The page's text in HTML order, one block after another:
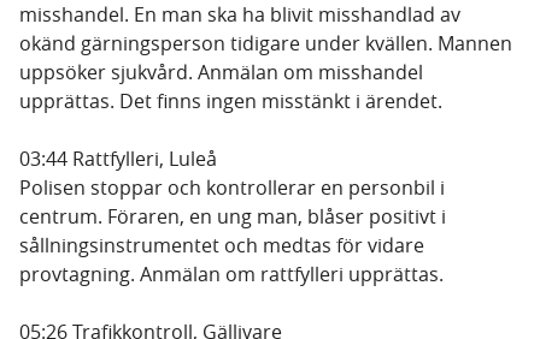
misshandel. En man ska ha blivit misshandlad av
okänd gärningsperson tidigare under kvällen. Mannen
uppsöker sjukvård. Anmälan om misshandel
upprättas. Det finns ingen misstänkt i ärendet.
03:44 Rattfylleri, Luleå
Polisen stoppar och kontrollerar en personbil i
centrum. Föraren, en ung man, blåser positivt i
sållningsinstrumentet och medtas för vidare
provtagning. Anmälan om rattfylleri upprättas.
05:26 Trafikkontroll, Gällivare